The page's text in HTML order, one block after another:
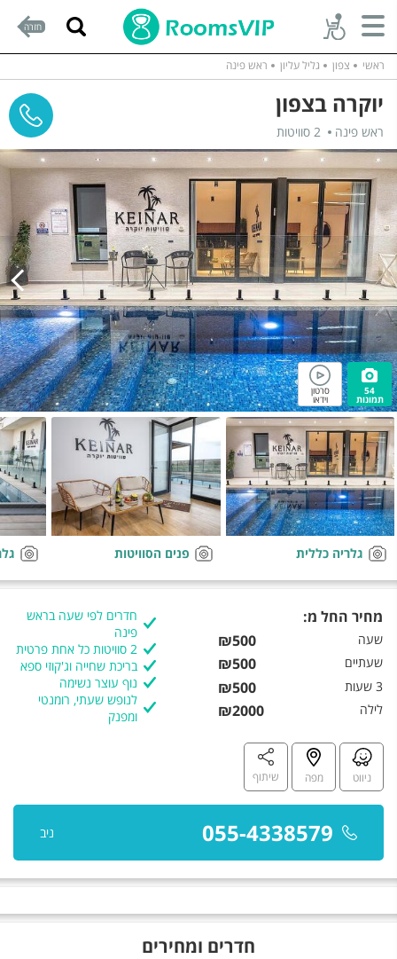
חזרה
ראשי צפון גליל עליון ראש פינה
יוקרה בצפון
ראש פינה 2 סוויטות
54
תמונות
סרטון
וידאו
גלריה כללית פנים הסוויטות
מחיר החל מ:
שעה ₪500
שעתיים ₪500
3 שעות ₪500
לילה ₪2000
חדרים לפי שעה בראש
פינה
2 סוויטות כל אחת פרטית
בריכת שחייה וג'קוזי ספא
נוף עוצר נשימה
לנופש שעתי, רומנטי
ומפנק
ניווט מפה שיתוף
055-4338579 ניב
חדרים ומחירים